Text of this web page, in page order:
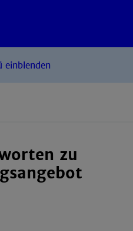
einblenden
zu